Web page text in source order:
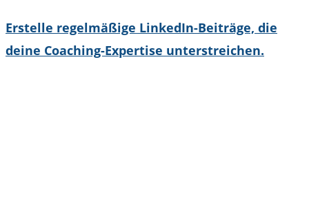
Erstelle regelmäßige LinkedIn-Beiträge, die
deine Coaching-Expertise unterstreichen.